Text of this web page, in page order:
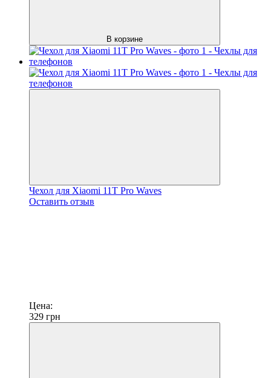
В корзине
Чехол для Xiaomi 11T Pro Waves
Оставить отзыв
Цена:
329 грн